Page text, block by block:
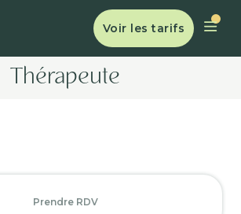
Voir les tarifs
Thérapeute
Prendre RDV